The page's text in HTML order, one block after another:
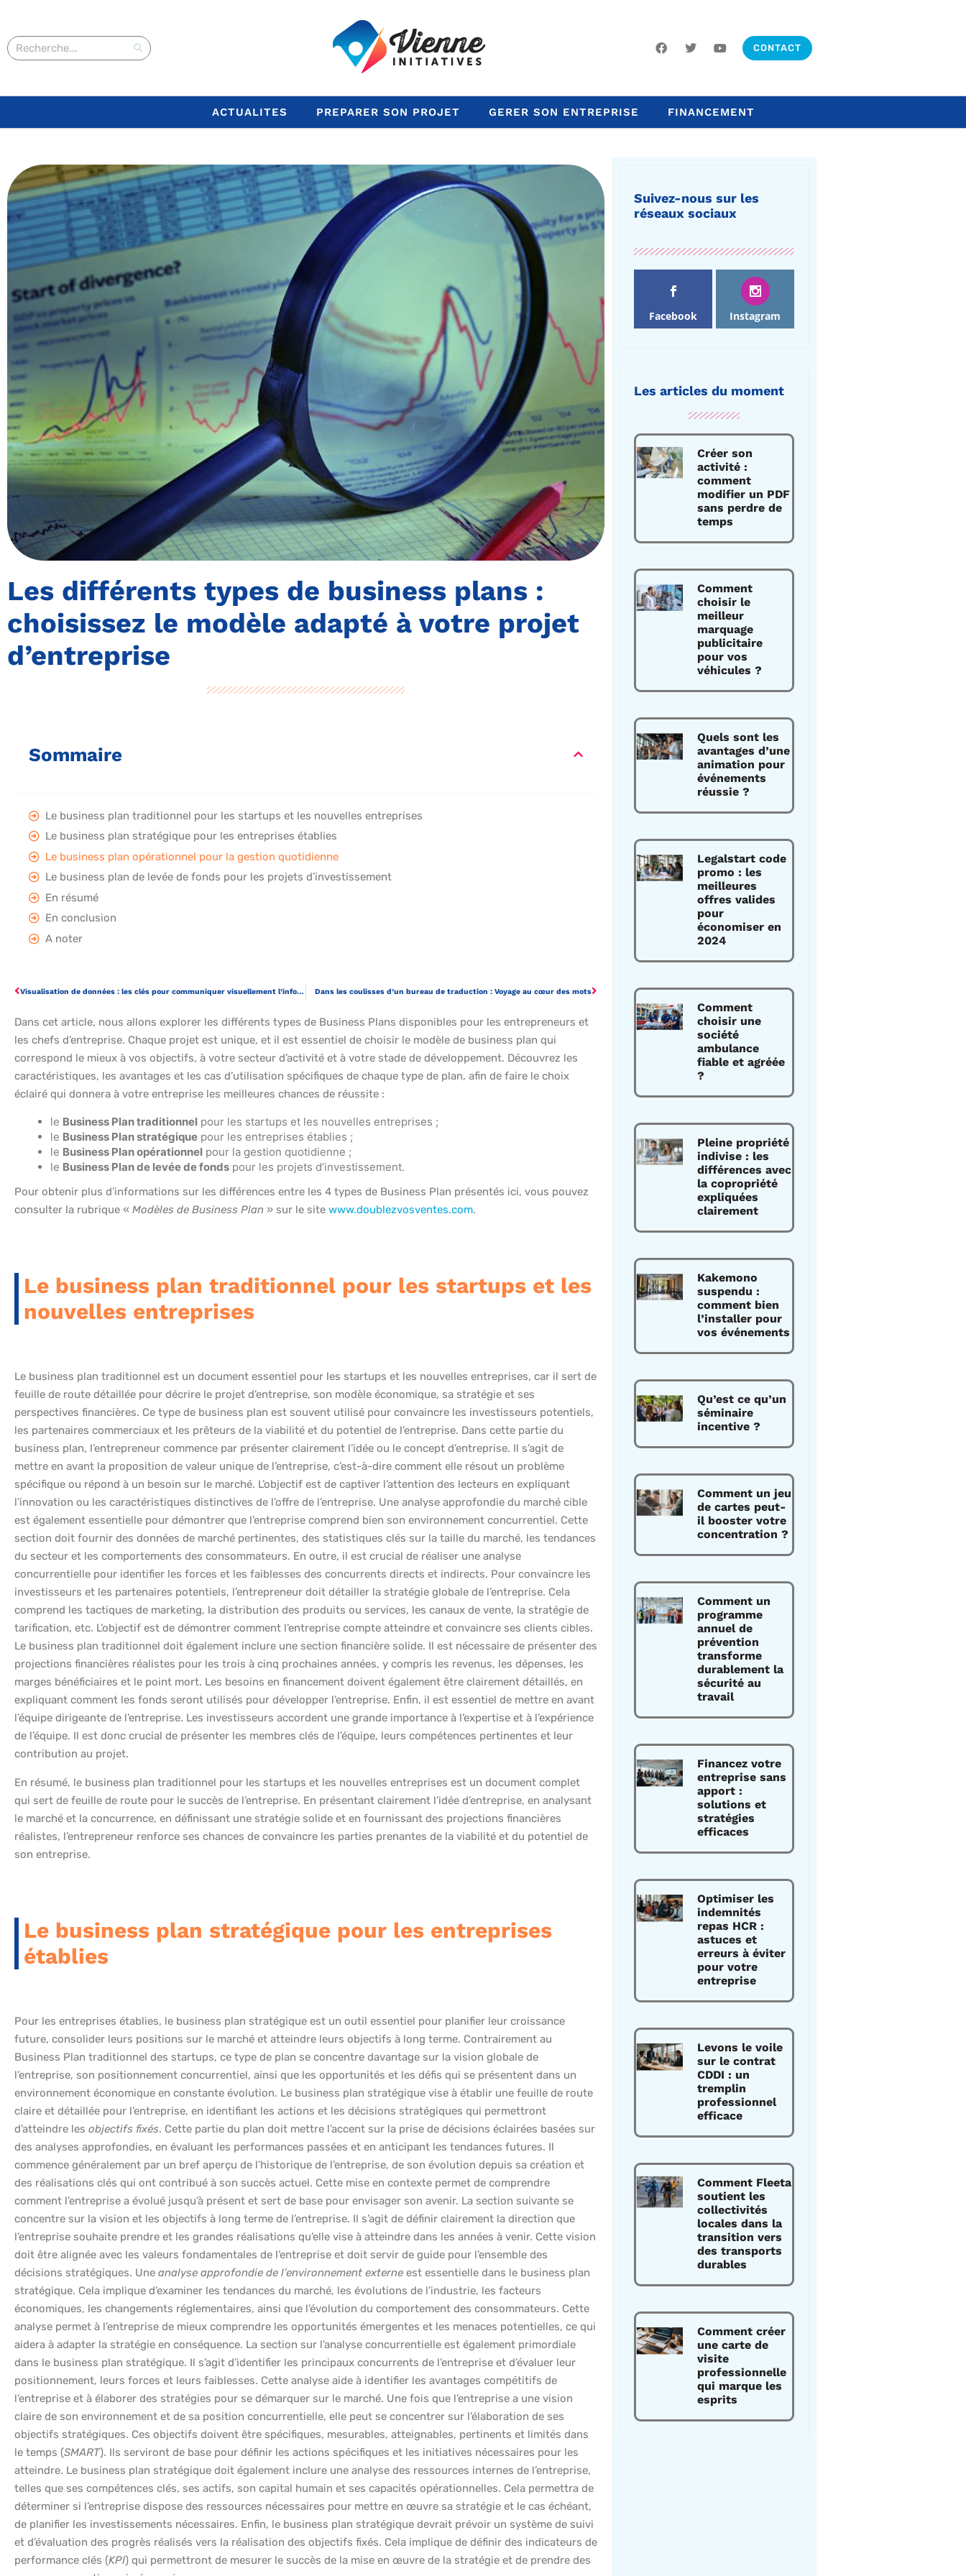
CONTACT
ACTUALITES PREPARER SON PROJET GERER SON ENTREPRISE FINANCEMENT
Les différents types de business plans :
choisissez le modèle adapté à votre projet
d’entreprise
Sommaire
Le business plan traditionnel pour les startups et les nouvelles entreprises
Le business plan stratégique pour les entreprises établies
Le business plan opérationnel pour la gestion quotidienne
Le business plan de levée de fonds pour les projets d’investissement
En résumé
En conclusion
A noter
Visualisation de données : les clés pour communiquer visuellement l’information Dans les coulisses d’un bureau de traduction : Voyage au cœur des mots
Dans cet article, nous allons explorer les différents types de Business Plans disponibles pour les entrepreneurs et
les chefs d’entreprise. Chaque projet est unique, et il est essentiel de choisir le modèle de business plan qui
correspond le mieux à vos objectifs, à votre secteur d’activité et à votre stade de développement. Découvrez les
caractéristiques, les avantages et les cas d’utilisation spécifiques de chaque type de plan, afin de faire le choix
éclairé qui donnera à votre entreprise les meilleures chances de réussite :
le Business Plan traditionnel pour les startups et les nouvelles entreprises ;
le Business Plan stratégique pour les entreprises établies ;
le Business Plan opérationnel pour la gestion quotidienne ;
le Business Plan de levée de fonds pour les projets d’investissement.
Pour obtenir plus d’informations sur les différences entre les 4 types de Business Plan présentés ici, vous pouvez
consulter la rubrique « Modèles de Business Plan » sur le site www.doublezvosventes.com.
Le business plan traditionnel pour les startups et les
nouvelles entreprises
Le business plan traditionnel est un document essentiel pour les startups et les nouvelles entreprises, car il sert de
feuille de route détaillée pour décrire le projet d’entreprise, son modèle économique, sa stratégie et ses
perspectives financières. Ce type de business plan est souvent utilisé pour convaincre les investisseurs potentiels,
les partenaires commerciaux et les prêteurs de la viabilité et du potentiel de l’entreprise. Dans cette partie du
business plan, l’entrepreneur commence par présenter clairement l’idée ou le concept d’entreprise. Il s’agit de
mettre en avant la proposition de valeur unique de l’entreprise, c’est-à-dire comment elle résout un problème
spécifique ou répond à un besoin sur le marché. L’objectif est de captiver l’attention des lecteurs en expliquant
l’innovation ou les caractéristiques distinctives de l’offre de l’entreprise. Une analyse approfondie du marché cible
est également essentielle pour démontrer que l’entreprise comprend bien son environnement concurrentiel. Cette
section doit fournir des données de marché pertinentes, des statistiques clés sur la taille du marché, les tendances
du secteur et les comportements des consommateurs. En outre, il est crucial de réaliser une analyse
concurrentielle pour identifier les forces et les faiblesses des concurrents directs et indirects. Pour convaincre les
investisseurs et les partenaires potentiels, l’entrepreneur doit détailler la stratégie globale de l’entreprise. Cela
comprend les tactiques de marketing, la distribution des produits ou services, les canaux de vente, la stratégie de
tarification, etc. L’objectif est de démontrer comment l’entreprise compte atteindre et convaincre ses clients cibles.
Le business plan traditionnel doit également inclure une section financière solide. Il est nécessaire de présenter des
projections financières réalistes pour les trois à cinq prochaines années, y compris les revenus, les dépenses, les
marges bénéficiaires et le point mort. Les besoins en financement doivent également être clairement détaillés, en
expliquant comment les fonds seront utilisés pour développer l’entreprise. Enfin, il est essentiel de mettre en avant
l’équipe dirigeante de l’entreprise. Les investisseurs accordent une grande importance à l’expertise et à l’expérience
de l’équipe. Il est donc crucial de présenter les membres clés de l’équipe, leurs compétences pertinentes et leur
contribution au projet.
En résumé, le business plan traditionnel pour les startups et les nouvelles entreprises est un document complet
qui sert de feuille de route pour le succès de l’entreprise. En présentant clairement l’idée d’entreprise, en analysant
le marché et la concurrence, en définissant une stratégie solide et en fournissant des projections financières
réalistes, l’entrepreneur renforce ses chances de convaincre les parties prenantes de la viabilité et du potentiel de
son entreprise.
Le business plan stratégique pour les entreprises
établies
Pour les entreprises établies, le business plan stratégique est un outil essentiel pour planifier leur croissance
future, consolider leurs positions sur le marché et atteindre leurs objectifs à long terme. Contrairement au
Business Plan traditionnel des startups, ce type de plan se concentre davantage sur la vision globale de
l’entreprise, son positionnement concurrentiel, ainsi que les opportunités et les défis qui se présentent dans un
environnement économique en constante évolution. Le business plan stratégique vise à établir une feuille de route
claire et détaillée pour l’entreprise, en identifiant les actions et les décisions stratégiques qui permettront
d’atteindre les objectifs fixés. Cette partie du plan doit mettre l’accent sur la prise de décisions éclairées basées sur
des analyses approfondies, en évaluant les performances passées et en anticipant les tendances futures. Il
commence généralement par un bref aperçu de l’historique de l’entreprise, de son évolution depuis sa création et
des réalisations clés qui ont contribué à son succès actuel. Cette mise en contexte permet de comprendre
comment l’entreprise a évolué jusqu’à présent et sert de base pour envisager son avenir. La section suivante se
concentre sur la vision et les objectifs à long terme de l’entreprise. Il s’agit de définir clairement la direction que
l’entreprise souhaite prendre et les grandes réalisations qu’elle vise à atteindre dans les années à venir. Cette vision
doit être alignée avec les valeurs fondamentales de l’entreprise et doit servir de guide pour l’ensemble des
décisions stratégiques. Une analyse approfondie de l’environnement externe est essentielle dans le business plan
stratégique. Cela implique d’examiner les tendances du marché, les évolutions de l’industrie, les facteurs
économiques, les changements réglementaires, ainsi que l’évolution du comportement des consommateurs. Cette
analyse permet à l’entreprise de mieux comprendre les opportunités émergentes et les menaces potentielles, ce qui
aidera à adapter la stratégie en conséquence. La section sur l’analyse concurrentielle est également primordiale
dans le business plan stratégique. Il s’agit d’identifier les principaux concurrents de l’entreprise et d’évaluer leur
positionnement, leurs forces et leurs faiblesses. Cette analyse aide à identifier les avantages compétitifs de
l’entreprise et à élaborer des stratégies pour se démarquer sur le marché. Une fois que l’entreprise a une vision
claire de son environnement et de sa position concurrentielle, elle peut se concentrer sur l’élaboration de ses
objectifs stratégiques. Ces objectifs doivent être spécifiques, mesurables, atteignables, pertinents et limités dans
le temps (SMART). Ils serviront de base pour définir les actions spécifiques et les initiatives nécessaires pour les
atteindre. Le business plan stratégique doit également inclure une analyse des ressources internes de l’entreprise,
telles que ses compétences clés, ses actifs, son capital humain et ses capacités opérationnelles. Cela permettra de
déterminer si l’entreprise dispose des ressources nécessaires pour mettre en œuvre sa stratégie et le cas échéant,
de planifier les investissements nécessaires. Enfin, le business plan stratégique devrait prévoir un système de suivi
et d’évaluation des progrès réalisés vers la réalisation des objectifs fixés. Cela implique de définir des indicateurs de
performance clés (KPI) qui permettront de mesurer le succès de la mise en œuvre de la stratégie et de prendre des
Suivez-nous sur les
réseaux sociaux
Facebook Instagram
Les articles du moment
Créer son
activité :
comment
modifier un PDF
sans perdre de
temps
Comment
choisir le
meilleur
marquage
publicitaire
pour vos
véhicules ?
Quels sont les
avantages d’une
animation pour
événements
réussie ?
Legalstart code
promo : les
meilleures
offres valides
pour
économiser en
2024
Comment
choisir une
société
ambulance
fiable et agréée
?
Pleine propriété
indivise : les
différences avec
la copropriété
expliquées
clairement
Kakemono
suspendu :
comment bien
l’installer pour
vos événements
Qu’est ce qu’un
séminaire
incentive ?
Comment un jeu
de cartes peut-
il booster votre
concentration ?
Comment un
programme
annuel de
prévention
transforme
durablement la
sécurité au
travail
Financez votre
entreprise sans
apport :
solutions et
stratégies
efficaces
Optimiser les
indemnités
repas HCR :
astuces et
erreurs à éviter
pour votre
entreprise
Levons le voile
sur le contrat
CDDI : un
tremplin
professionnel
efficace
Comment Fleeta
soutient les
collectivités
locales dans la
transition vers
des transports
durables
Comment créer
une carte de
visite
professionnelle
qui marque les
esprits